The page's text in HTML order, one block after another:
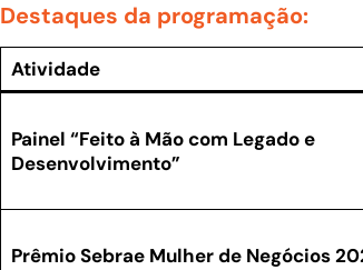
Destaques da programação:
Atividade
Painel “Feito à Mão com Legado e
Desenvolvimento”
Prêmio Sebrae Mulher de Negócios